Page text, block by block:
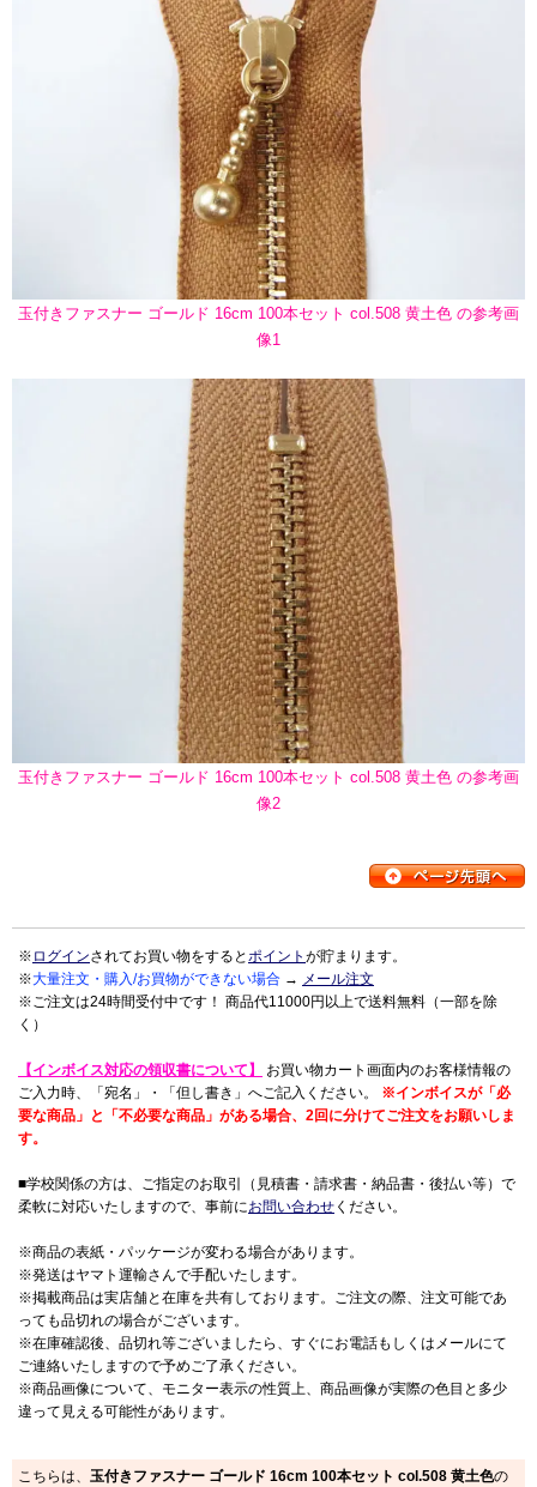
玉付きファスナー ゴールド 16cm 100本セット col.508 黄土色 の参考画
像1
玉付きファスナー ゴールド 16cm 100本セット col.508 黄土色 の参考画
像2
※ ログインされてお買い物をするとポイント が貯まります。
※大量注文・購入/お買物ができない場合 → メール注文
※ご注文は24時間受付中です！ 商品代11000円以上で送料無料（一部を除
く）
【インボイス対応の領収書について】
お買い物カート画面内のお客様情報の
ご入力時、「宛名」・「但し書き」へご記入ください。 ※インボイスが「必
要な商品」と「不必要な商品」がある場合、2回に分けてご注文をお願いしま
す。
■学校関係の方は、ご指定のお取引（見積書・請求書・納品書・後払い等）で
柔軟に対応いたしますので、事前にお問い合わせ ください。
※商品の表紙・パッケージが変わる場合があります。
※発送はヤマト運輸さんで手配いたします。
※掲載商品は実店舗と在庫を共有しております。ご注文の際、注文可能であ
っても品切れの場合がございます。
※在庫確認後、品切れ等ございましたら、すぐにお電話もしくはメールにて
ご連絡いたしますので予めご了承ください。
※商品画像について、モニター表示の性質上、商品画像が実際の色目と多少
違って見える可能性があります。
こちらは、 玉付きファスナー ゴールド 16cm 100本セット col.508 黄土色の